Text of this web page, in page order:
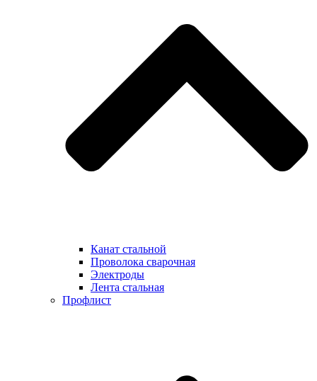
Канат стальной
Проволока сварочная
Электроды
Лента стальная
Профлист